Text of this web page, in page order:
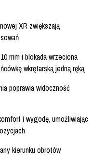
XR zwiększają
mm i blokada wrzeciona
wkrętarską jedną ręką
poprawia widoczność
i wygodę, umożliwiając
kierunku obrotów